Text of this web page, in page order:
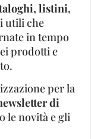
listini,
utili che
in tempo
prodotti e
per la
di
le novità e gli